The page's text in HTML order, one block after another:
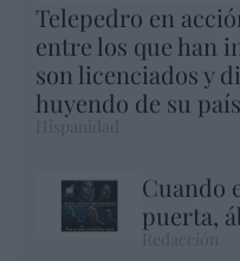
Telepedro en
entre los que han
son licenciados y
huyendo de su
Cuando
puerta,